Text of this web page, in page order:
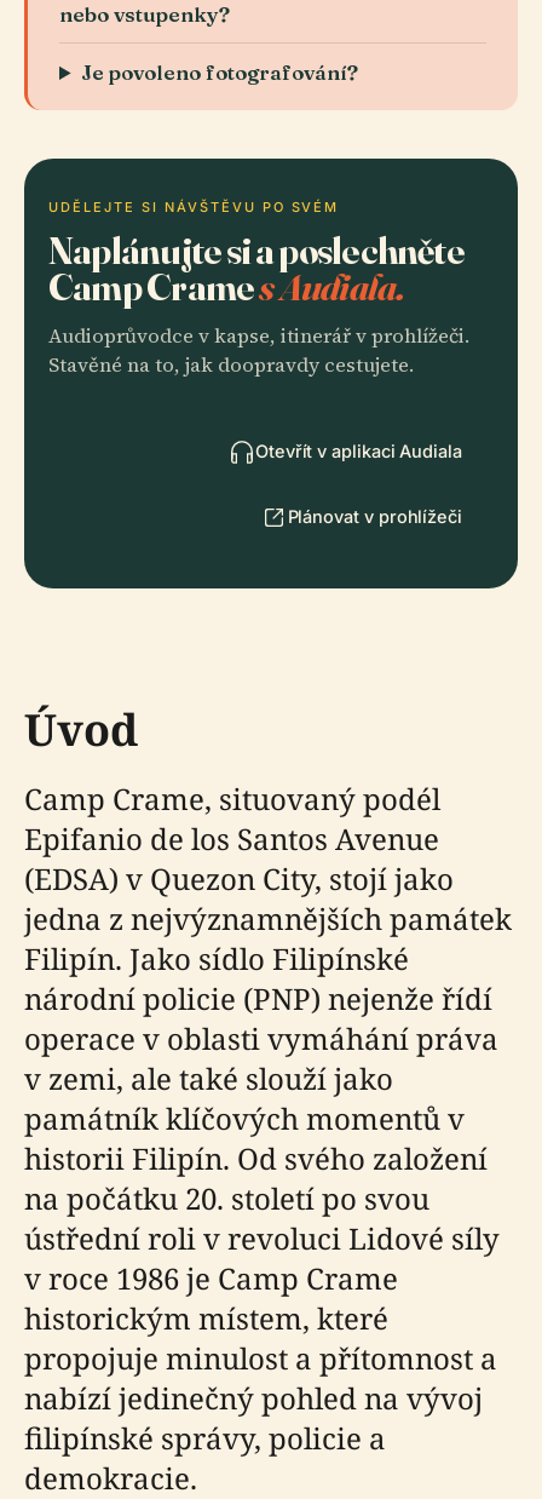
nebo vstupenky?
Je povoleno fotografování?
UDĚLEJTE SI NÁVŠTĚVU PO SVÉM
Naplánujte si a poslechněte
Camp Crames Audiala.
Audioprůvodce v kapse, itinerář v prohlížeči.
Stavěné na to, jak doopravdy cestujete.
Otevřít v aplikaci Audiala
Plánovat v prohlížeči
Úvod
Camp Crame, situovaný podél
Epifanio de los Santos Avenue
(EDSA) v Quezon City, stojí jako
jedna z nejvýznamnějších památek
Filipín. Jako sídlo Filipínské
národní policie (PNP) nejenže řídí
operace v oblasti vymáhání práva
v zemi, ale také slouží jako
památník klíčových momentů v
historii Filipín. Od svého založení
na počátku 20. století po svou
ústřední roli v revoluci Lidové síly
v roce 1986 je Camp Crame
historickým místem, které
propojuje minulost a přítomnost a
nabízí jedinečný pohled na vývoj
filipínské správy, policie a
demokracie.